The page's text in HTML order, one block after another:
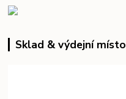
Sklad & výdejní místo